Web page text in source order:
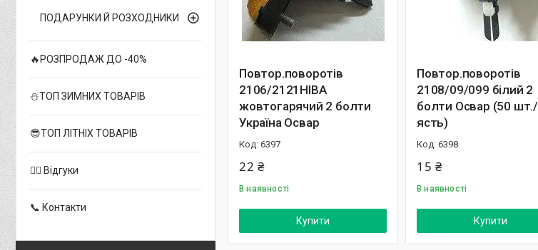
Повтор.поворотів
2106/2121НІВА
жовтогарячий 2 болти
Україна Освар
6397
22 ₴
В наявності
Купити
Повтор.поворотів
2108/09/099 білий 2
болти Освар (50 шт./
ясть)
6398
15 ₴
В наявності
Купити
ПОДАРУНКИ Й РОЗХОДНИКИ
🔥РОЗПРОДАЖ ДО -40%
⛄ТОП ЗИМНИХ ТОВАРІВ
😎ТОП ЛІТНІХ ТОВАРІВ
✍🏻 Відгуки
📞 Контакти